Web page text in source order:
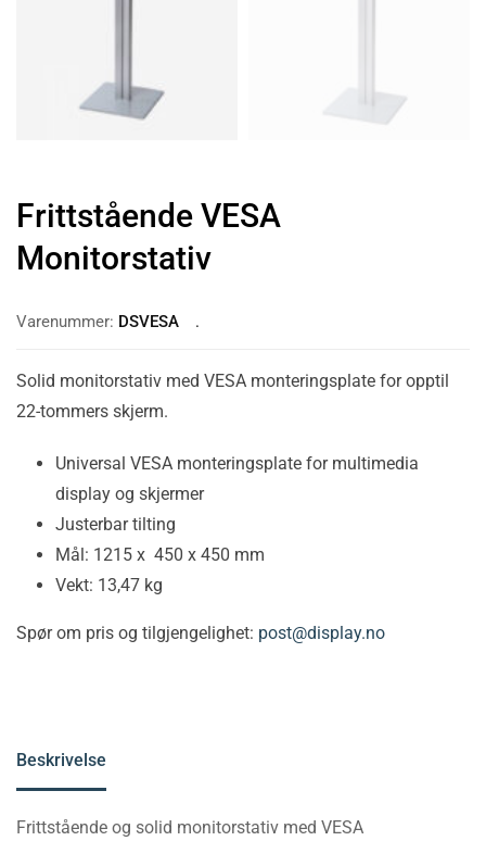
Frittstående VESA
Monitorstativ
Varenummer: DSVESA
Solid monitorstativ med VESA monteringsplate for opptil
22-tommers skjerm.
Universal VESA monteringsplate for multimedia
display og skjermer
Justerbar tilting
Mål: 1215 x 450 x 450 mm
Vekt: 13,47 kg
Spør om pris og tilgjengelighet: post@display.no
Beskrivelse
Frittstående og solid monitorstativ med VESA